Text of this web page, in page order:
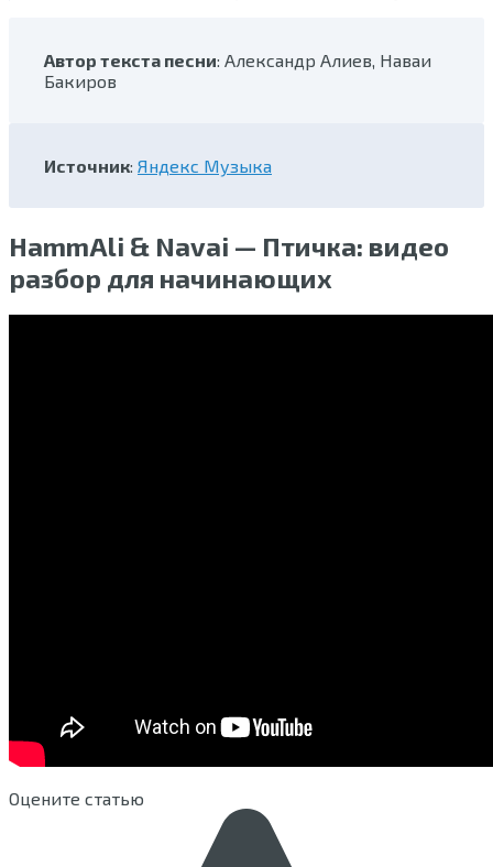
Автор текста песни: Александр Алиев, Наваи
Бакиров
Источник: Яндекс Музыка
HammAli & Navai — Птичка: видео
разбор для начинающих
Оцените статью